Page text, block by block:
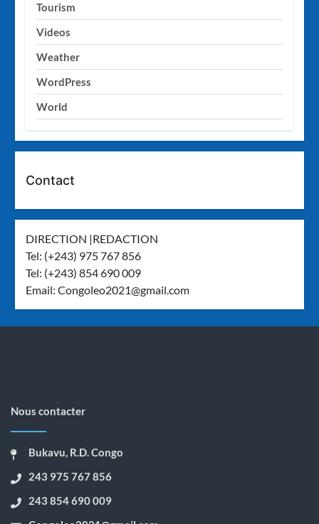
Tourism
Videos
Weather
WordPress
World
Contact
DIRECTION |REDACTION
Tel: (+243) 975 767 856
Tel: (+243) 854 690 009
Email:Congoleo2021@gmail.com
Nous contacter
Bukavu, R.D. Congo
243 975 767 856
243 854 690 009